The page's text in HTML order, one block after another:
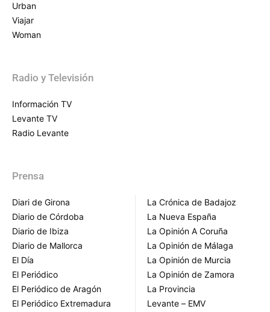
Urban
Viajar
Woman
Radio y Televisión
Información TV
Levante TV
Radio Levante
Prensa
Diari de Girona
Diario de Córdoba
Diario de Ibiza
Diario de Mallorca
El Día
El Periódico
El Periódico de Aragón
El Periódico Extremadura
La Crónica de Badajoz
La Nueva España
La Opinión A Coruña
La Opinión de Málaga
La Opinión de Murcia
La Opinión de Zamora
La Provincia
Levante – EMV